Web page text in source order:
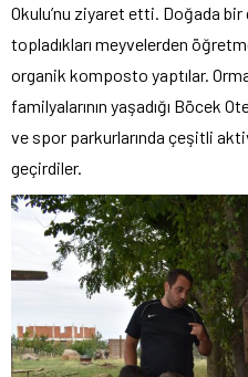
Okulu’nu ziyaret etti. Doğada
topladıkları meyvelerden
organik komposto yaptılar.
familyalarının yaşadığı Böcek
ve spor parkurlarında çeşitli
geçirdiler.